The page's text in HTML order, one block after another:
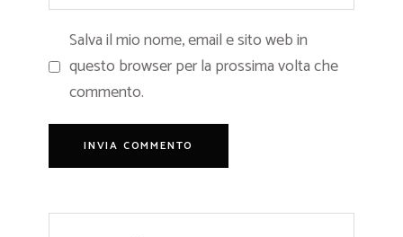
Salva il mio nome, email e sito web in
questo browser per la prossima volta che
commento.